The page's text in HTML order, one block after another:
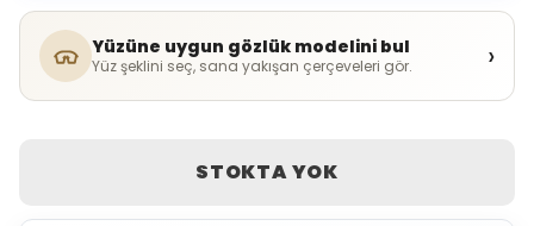
Yüzüne uygun gözlük modelini bul
Yüz şeklini seç, sana yakışan çerçeveleri gör. ›
STOKTA YOK